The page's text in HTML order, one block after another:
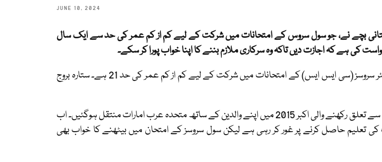
JUNE 10, 2024
بچے نے، جو سول سروس کے امتحانات میں شرکت کے لیے کم از کم عمر کی حد سے ایک سال
کی ہے کہ اجازت دیں تاکہ وہ سرکاری ملازم بننے کا اپنا خواب پورا کر سکے۔
پاکستان کے سنٹرل سپیریئر سروسز (سی ایس ایس) کے امتحانات میں شرکت کے لیے کم از کم عمر کی حد 21 ہے۔ ستارہ بروج
پاکستان کے صوبہ پنجاب سے تعلق رکھنے والی اکبر 2015 میں اپنے والدین کے ساتھ متحدہ عرب امارات منتقل ہوگئیں۔ اب
کی تعلیم حاصل کرنے پر غور کر رہی ہے لیکن سول سروسز کے امتحان میں بیٹھنے کا خواب بھی